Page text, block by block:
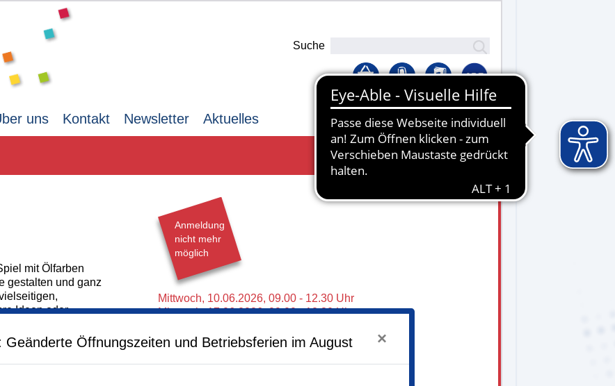
Suche
uns Kontakt Newsletter Aktuelles Lernplattform
mit Ölfarben
gestalten und ganz
Ideen oder
nach dem
genau dort ab,
Wünsche und
Anmeldung
nicht mehr
möglich
Mittwoch, 10.06.2026, 09.00 - 12.30 Uhr
Mittwoch,17.06.2026,09.00 - 12.30 Uhr
Kunst im Turm - St. Clemens
Geänderte Öffnungszeiten und Betriebsferien im August ×